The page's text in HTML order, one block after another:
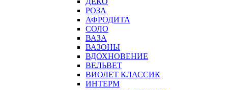
РОЗА
АФРОДИТА
СОЛО
ВАЗА
ВАЗОНЫ
ВДОХНОВЕНИЕ
ВЕЛЬВЕТ
ВИОЛЕТ КЛАССИК
ИНТЕРМ